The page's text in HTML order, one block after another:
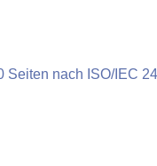
Seiten nach ISO/IEC